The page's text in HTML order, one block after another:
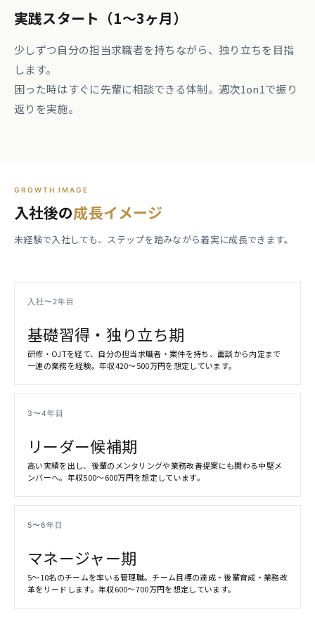
実践スタート（1〜3ヶ月）
少しずつ自分の担当求職者を持ちながら、独り立ちを目指
します。
困った時はすぐに先輩に相談できる体制。週次1on1で振り
返りを実施。
GROWTH IMAGE
入社後の成長イメージ
未経験で入社しても、ステップを踏みながら着実に成長できます。
入社〜2年目
基礎習得・独り立ち期
研修・OJTを経て、自分の担当求職者・案件を持ち、面談から内定まで
一連の業務を経験。年収420〜500万円を想定しています。
3〜4年目
リーダー候補期
高い実績を出し、後輩のメンタリングや業務改善提案にも関わる中堅メ
ンバーへ。年収500〜600万円を想定しています。
5〜6年目
マネージャー期
5〜10名のチームを率いる管理職。チーム目標の達成・後輩育成・業務改
革をリードします。年収600〜700万円を想定しています。